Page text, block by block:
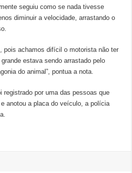
seguiu como se nada tivesse
diminuir a velocidade, arrastando o
pois achamos difícil o motorista não ter
estava sendo arrastado pelo
do animal”, pontua a nota.
registrado por uma das pessoas que
anotou a placa do veículo, a polícia